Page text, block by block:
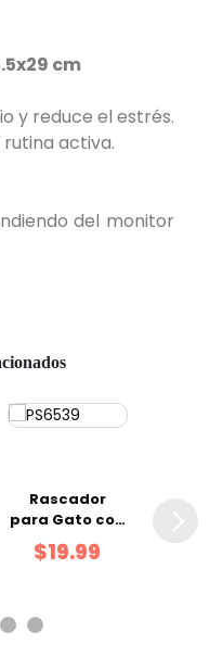
cm
y reduce el estrés.
activa.
del monitor
Rascador
para Gato con
Varita de
Pelusa
$19.99